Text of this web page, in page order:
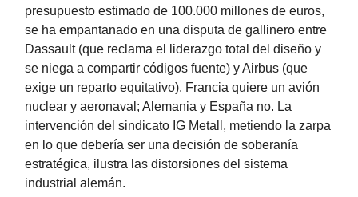
presupuesto estimado de 100.000 millones de euros,
se ha empantanado en una disputa de gallinero entre
Dassault (que reclama el liderazgo total del diseño y
se niega a compartir códigos fuente) y Airbus (que
exige un reparto equitativo). Francia quiere un avión
nuclear y aeronaval; Alemania y España no. La
intervención del sindicato IG Metall, metiendo la zarpa
en lo que debería ser una decisión de soberanía
estratégica, ilustra las distorsiones del sistema
industrial alemán.